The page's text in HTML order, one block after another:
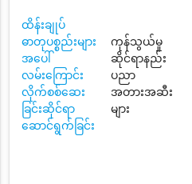
ထိန်းချုပ်
ဓာတုပစ္စည်းများ
အပေါ်
လမ်းကြောင်း
လိုက်စစ်ဆေး
ခြင်းဆိုင်ရာ
ဆောင်ရွက်ခြင်း
ကုန်သွယ်မှု
ဆိုင်ရာနည်း
ပညာ
အတားအဆီး
များ